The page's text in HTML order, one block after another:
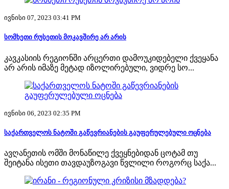
ივნისი 07, 2023 03:41 PM
სომხეთი რუსეთის მოკავშირე არ არის
კავკასიის რეგიონში არცერთი დამოუკიდებელი ქვეყანა
არ არის იმაზე მეტად იზოლირებული, ვიდრე სო...
ივნისი 06, 2023 02:35 PM
საქართველოს ნატოში გაწევრიანების გაუფერულებული ოცნება
ავღანეთის ომში მონაწილე ქვეყნებიდან ცოტამ თუ
შეიტანა ისეთი თავდაუზოგავი წვლილი როგორც საქა...